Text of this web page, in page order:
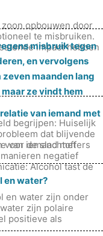
opbouwen door
te misbruiken.
impact hebben
misbruik tegen
en vervolgens
maanden lang
ze vindt hem
begrijpen: Huiselijk
dat blijvende
voor de slachtoffers
van iemand met
van iemand met
negatief
Alcohol tast de
en water?
en water zijn onder
zijn polaire
positieve als